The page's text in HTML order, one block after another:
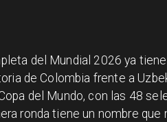
del Mundial 2026 ya
de Colombia frente a
del Mundo, con las 48
ronda tiene un nombre que